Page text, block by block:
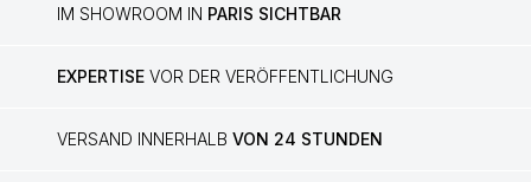
IM SHOWROOM IN PARIS SICHTBAR
EXPERTISE VOR DER VERÖFFENTLICHUNG
VERSAND INNERHALB VON 24 STUNDEN